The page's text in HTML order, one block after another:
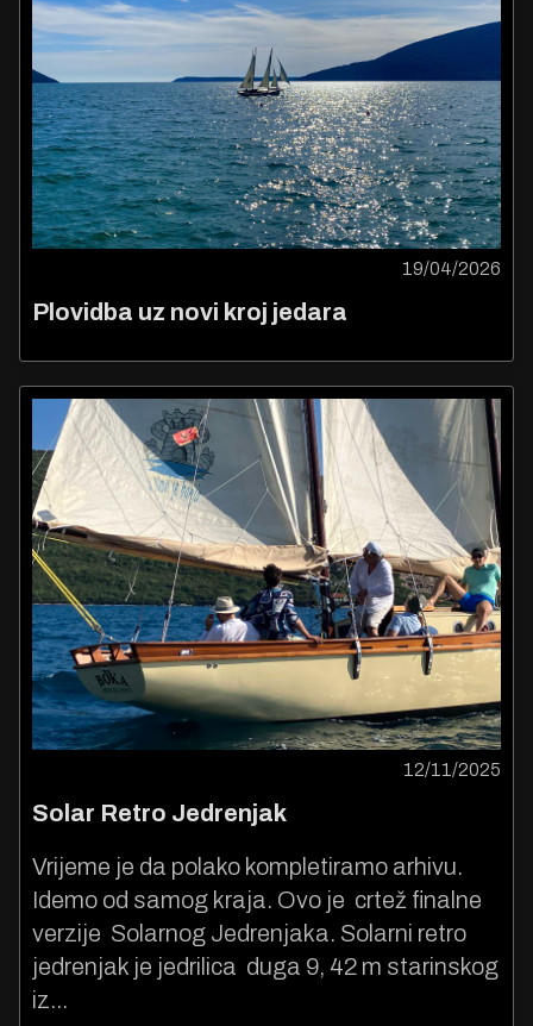
19/04/2026
Plovidba uz novi kroj jedara
12/11/2025
Solar Retro Jedrenjak
Vrijeme je da polako kompletiramo arhivu.
Idemo od samog kraja. Ovo je crtež finalne
verzije Solarnog Jedrenjaka. Solarni retro
jedrenjak je jedrilica duga 9, 42 m starinskog
iz...